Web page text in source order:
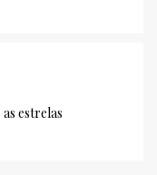
estrelas